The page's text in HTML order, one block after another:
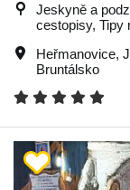
Jeskyně a
cestopisy, Tipy
Heřmanovice,
Bruntálsko